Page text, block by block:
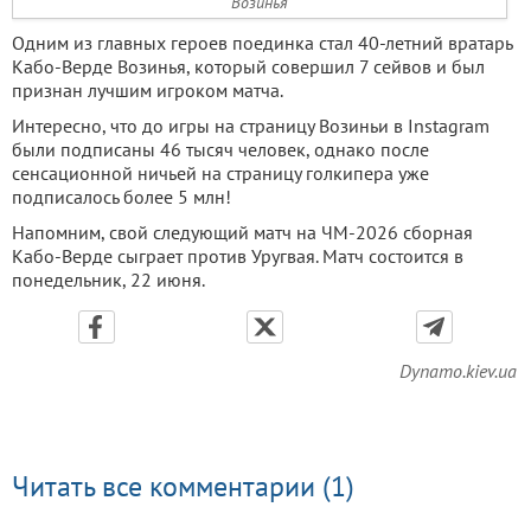
Одним из главных героев поединка стал 40-летний вратарь
Кабо-Верде Возинья, который совершил 7 сейвов и был
признан лучшим игроком матча.
Интересно, что до игры на страницу Возиньи в Instagram
были подписаны 46 тысяч человек, однако после
сенсационной ничьей на страницу голкипера уже
подписалось более 5 млн!
Напомним, свой следующий матч на ЧМ-2026 сборная
Кабо-Верде сыграет против Уругвая. Матч состоится в
понедельник, 22 июня.
Dynamo.kiev.ua
Читать все комментарии (1)